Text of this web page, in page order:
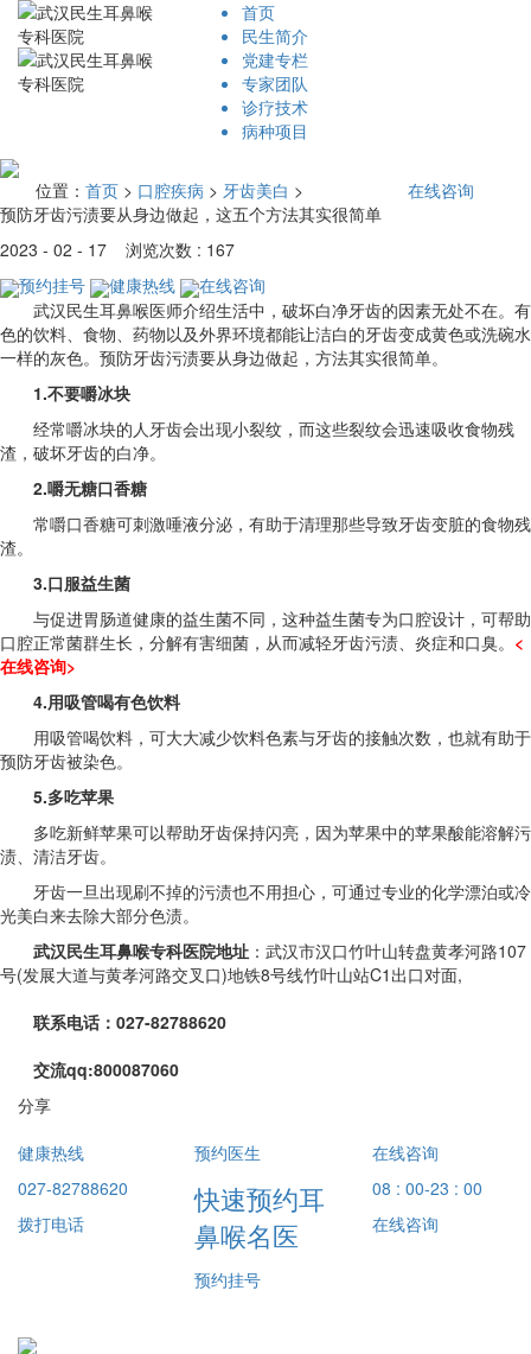
首页
民生简介
党建专栏
专家团队
诊疗技术
病种项目
位置： 首页 > 口腔疾病 > 牙齿美白 >
在线咨询
预防牙齿污渍要从身边做起，这五个方法其实很简单
2023 - 02 - 17 浏览次数 : 167
预约挂号
健康热线
在线咨询
武汉民生耳鼻喉医师介绍生活中，破坏白净牙齿的因素无处不在。有
色的饮料、食物、药物以及外界环境都能让洁白的牙齿变成黄色或洗碗水
一样的灰色。预防牙齿污渍要从身边做起，方法其实很简单。
1.不要嚼冰块
经常嚼冰块的人牙齿会出现小裂纹，而这些裂纹会迅速吸收食物残
渣，破坏牙齿的白净。
2.嚼无糖口香糖
常嚼口香糖可刺激唾液分泌，有助于清理那些导致牙齿变脏的食物残
渣。
3.口服益生菌
与促进胃肠道健康的益生菌不同，这种益生菌专为口腔设计，可帮助
口腔正常菌群生长，分解有害细菌，从而减轻牙齿污渍、炎症和口臭。 <
在线咨询>
4.用吸管喝有色饮料
用吸管喝饮料，可大大减少饮料色素与牙齿的接触次数，也就有助于
预防牙齿被染色。
5.多吃苹果
多吃新鲜苹果可以帮助牙齿保持闪亮，因为苹果中的苹果酸能溶解污
渍、清洁牙齿。
牙齿一旦出现刷不掉的污渍也不用担心，可通过专业的化学漂泊或冷
光美白来去除大部分色渍。
武汉民生耳鼻喉专科医院地址 ：武汉市汉口竹叶山转盘黄孝河路107
号(发展大道与黄孝河路交叉口)地铁8号线竹叶山站C1出口对面,
联系电话：027-82788620
交流qq:800087060
分享
健康热线
027-82788620
拨打电话
预约医生
快速预约耳
鼻喉名医
预约挂号
在线咨询
08 : 00-23 : 00
在线咨询